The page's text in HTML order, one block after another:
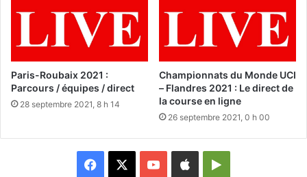
Paris-Roubaix 2021 :
Parcours / équipes / direct
28 septembre 2021, 8 h 14
Championnats du Monde UCI
– Flandres 2021 : Le direct de
la course en ligne
26 septembre 2021, 0 h 00
Facebook YouTubeAppleGoogle